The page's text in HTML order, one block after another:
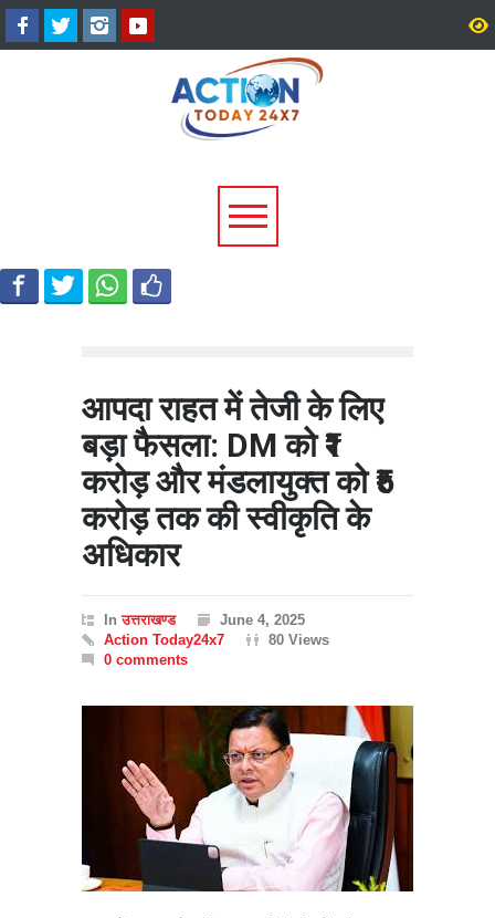
टिहरी में दर्दनाक हादसा: 250 मीटर
गहरी खाई में गिरी बोलेरो, एक ही
परिवार के 5 लोगों की मौत; एक
घायल, एक की तलाश जारी
आपदा राहत में तेजी के लिए
बड़ा फैसला: DM को ₹1
करोड़ और मंडलायुक्त को ₹5
करोड़ तक की स्वीकृति के
अधिकार
Inउत्तराखण्ड
June 4, 2025
Action Today24x7
80 Views
0 comments